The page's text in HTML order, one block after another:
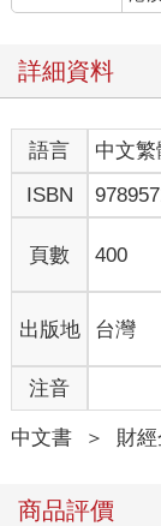
詳細資料
語言 中文繁
ISBN
頁數 400
出版地 台灣
注音
中文書 ＞ 財
商品評價